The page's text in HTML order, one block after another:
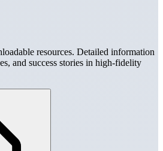
resources. Detailed information
and success stories in high-fidelity